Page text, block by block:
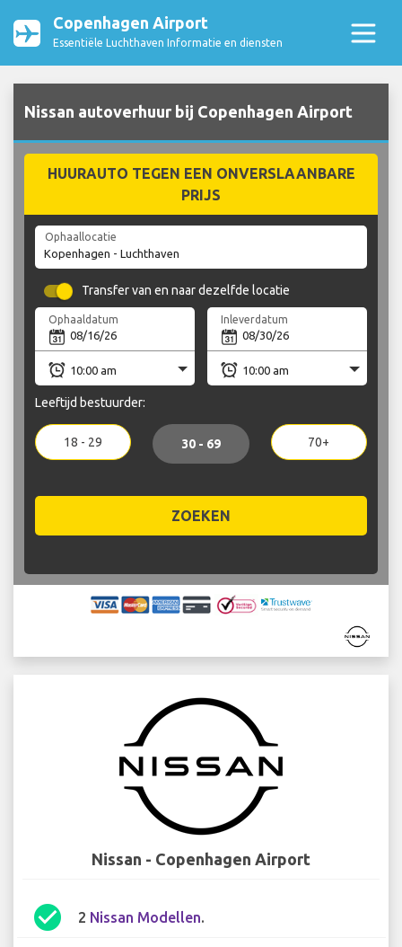
Copenhagen Airport
Essentiële Luchthaven Informatie en diensten
Nissan autoverhuur bij Copenhagen Airport
HUURAUTO TEGEN EEN ONVERSLAANBARE
PRIJS
Ophaallocatie
Transfer van en naar dezelfde locatie
Ophaaldatum Inleverdatum
Leeftijd bestuurder:
18 - 29 30 - 69 70+
ZOEKEN
Nissan - Copenhagen Airport
check_circle 2 Nissan Modellen.